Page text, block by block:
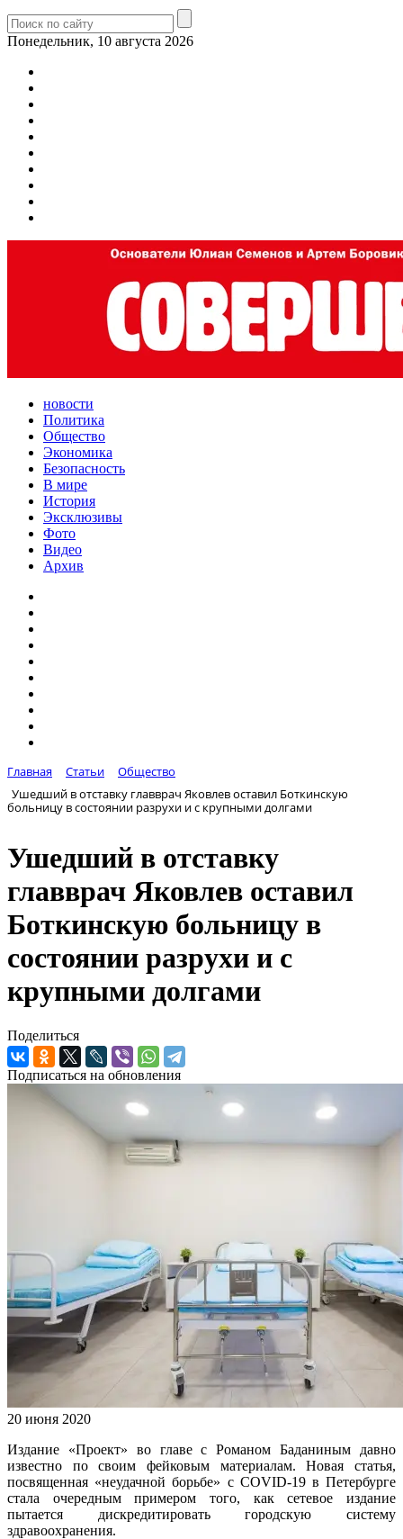
Понедельник, 10 августа 2026
новости
Политика
Общество
Экономика
Безопасность
В мире
История
Эксклюзивы
Фото
Видео
Архив
Главная Статьи
Общество
Ушедший в отставку главврач Яковлев оставил Боткинскую
больницу в состоянии разрухи и с крупными долгами
Ушедший в отставку
главврач Яковлев оставил
Боткинскую больницу в
состоянии разрухи и с
крупными долгами
Поделиться
Подписаться на обновления
20 июня 2020
Издание «Проект» во главе с Романом Баданиным давно
известно по своим фейковым материалам. Новая статья,
посвященная «неудачной борьбе» с COVID-19 в Петербурге
стала очередным примером того, как сетевое издание
пытается дискредитировать городскую систему
здравоохранения.